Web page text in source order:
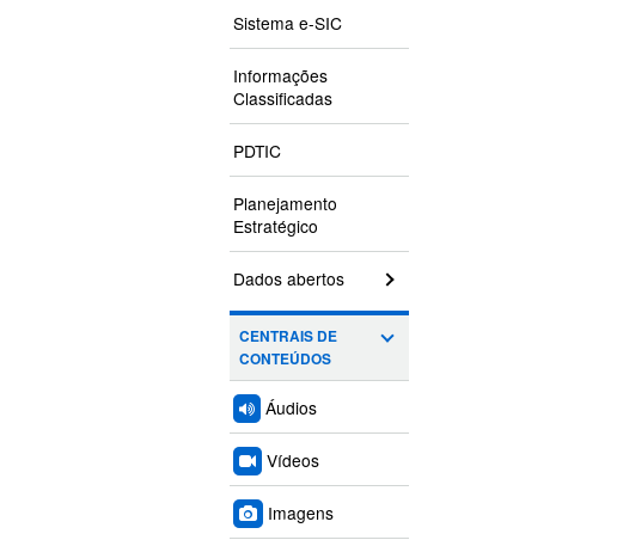
Sistema e-SIC
Informações
Classificadas
PDTIC
Planejamento
Estratégico
Dados abertos
CENTRAIS DE
CONTEÚDOS
Áudios
Vídeos
Imagens